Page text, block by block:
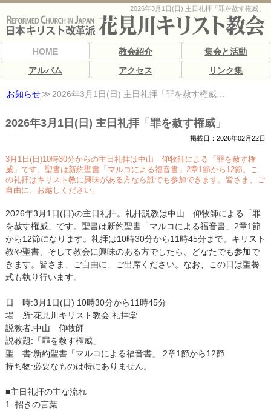
2026年3月1日(日) 主日礼拝「罪を赦す権威」
HOME 教会紹介
集会と活動
アルバム
アクセス リンク集
お知らせ 2026年3月1日(日) 主日礼拝「罪を赦す権威…
2026年3月1日(日) 主日礼拝「罪を赦す権威」
掲載日：2026年02月22日
3月1日(日)10時30分からの主日礼拝は中山 仰牧師による「罪を赦す権
威」です。聖書は新約聖書「マルコによる福音書」2章1節から12節。こ
の礼拝はキリスト教に興味がある方なら誰でも参加できます。皆さま、ご
自由に、お越しください。
2026年3月1日(日)の主日礼拝。礼拝説教は中山 仰牧師による「罪
を赦す権威」です。聖書は新約聖書「マルコによる福音書」2章1節
から12節になります。礼拝は10時30分から11時45分まで。キリスト
教や聖書、そして教会に興味のある方でしたら、どなたでも参加で
きます。皆さま、ご自由に、ご出席ください。なお、この日は聖餐
式も執り行います。
日 時:3月1日(日) 10時30分から11時45分
場 所:花見川キリスト教会 礼拝堂
説教者:中山 仰牧師
説教題:「罪を赦す権威」
聖 書:新約聖書「マルコによる福音書」 2章1節から12節
持ち物:必要なものは特にありません。
■主日礼拝の主な流れ
1. 招きの言葉